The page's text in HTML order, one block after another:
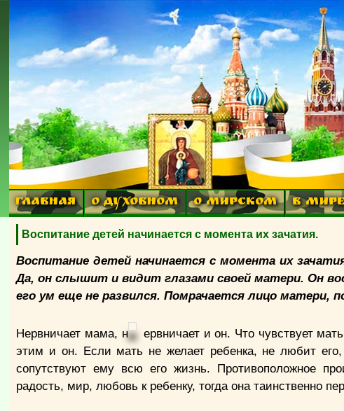
ГЛАВНАЯ О ДУХОВНОМ О МИРСКОМ В
Воспитание детей начинается с момента их зачатия.
Воспитание детей начинается с момента их
Да, он слышит и видит глазами своей матери. Он
его ум еще не развился. Помрачается лицо матери,
Нервничает мама, н
ервничает и он. Что чувствует
этим и он. Если мать не желает ребенка, не любит
сопутствуют ему всю его жизнь. Противоположное
радость, мир, любовь к ребенку, тогда она таинственно